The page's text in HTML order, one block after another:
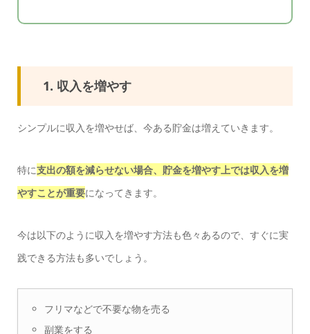
1. 収入を増やす
シンプルに収入を増やせば、今ある貯金は増えていきます。
特に支出の額を減らせない場合、貯金を増やす上では収入を増
やすことが重要になってきます。
今は以下のように収入を増やす方法も色々あるので、すぐに実
践できる方法も多いでしょう。
フリマなどで不要な物を売る
副業をする